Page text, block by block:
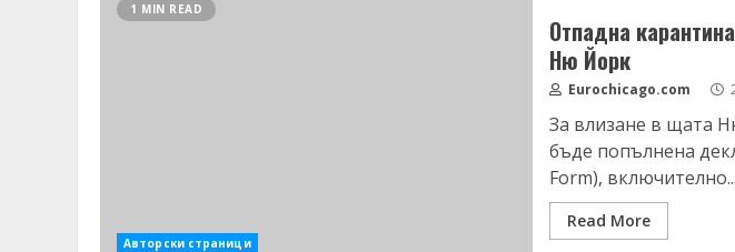
1 MIN READ
Авторски страници
Отпадна
Ню Йорк
Eurochicago.com
За влизане в щата
бъде попълнена
Form), включително...
Read More